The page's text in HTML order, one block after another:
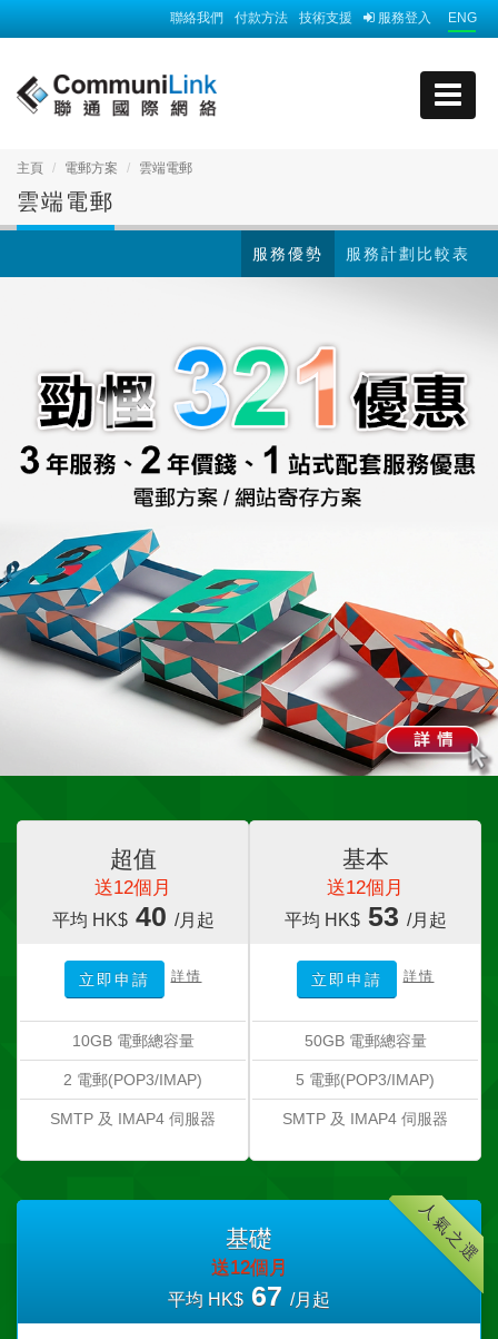
ENG
服務登入
技術支援
付款方法
聯絡我們
主頁 電郵方案 雲端電郵
雲端電郵
服務計劃比較表
服務優勢
超值
送12個月
平均 HK$ 40 /月起
立即申請 詳情
10GB 電郵總容量
2 電郵(POP3/IMAP)
SMTP 及 IMAP4 伺服器
基本
送12個月
平均 HK$ 53 /月起
立即申請 詳情
50GB 電郵總容量
5 電郵(POP3/IMAP)
SMTP 及 IMAP4 伺服器
人氣之選
基礎
送12個月
平均 HK$ 67 /月起